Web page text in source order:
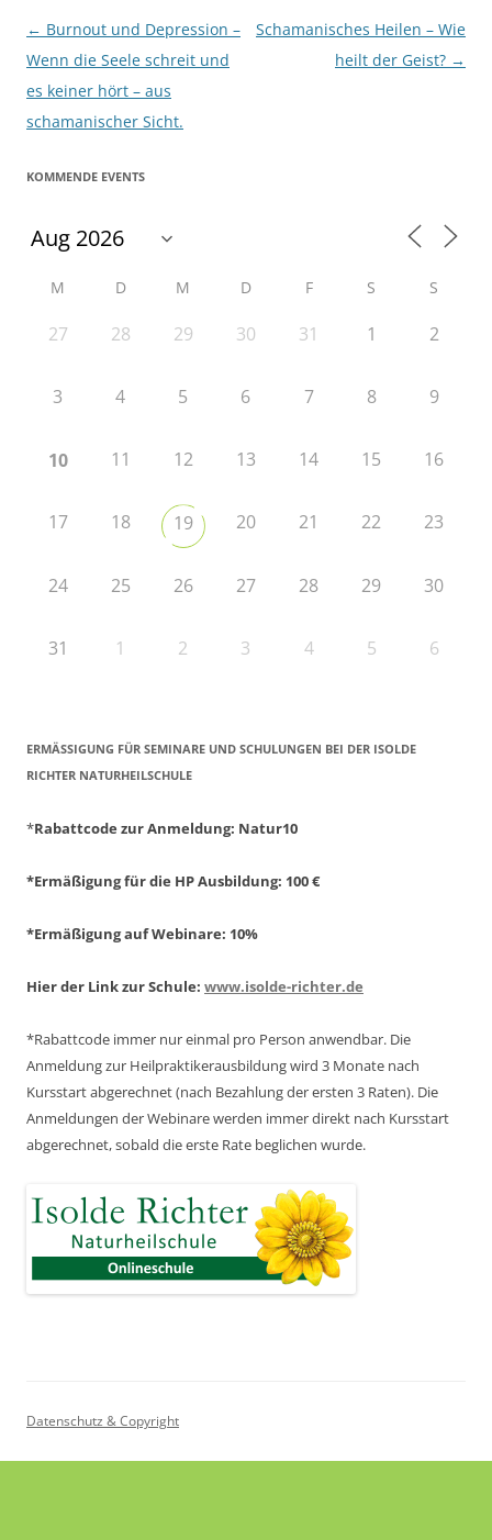
Beitragsnavigation
← Burnout und Depression –
Wenn die Seele schreit und
es keiner hört – aus
schamanischer Sicht.
Schamanisches Heilen – Wie
heilt der Geist? →
KOMMENDE EVENTS
M D M D F S S
27 28 29 30 31 1 2
3 4 5 6 7 8 9
10 11 12 13 14 15 16
17 18 19 20 21 22 23
24 25 26 27 28 29 30
31 1 2 3 4 5 6
ERMÄSSIGUNG FÜR SEMINARE UND SCHULUNGEN BEI DER ISOLDE R
ICHTER NATURHEILSCHULE
*Rabattcode zur Anmeldung: Natur10
*Ermäßigung für die HP Ausbildung: 100 €
*Ermäßigung auf Webinare: 10%
Hier der Link zur Schule: www.isolde-richter.de
*Rabattcode immer nur einmal pro Person anwendbar. Die
Anmeldung zur Heilpraktikerausbildung wird 3 Monate nach
Kursstart abgerechnet(nach Bezahlung der ersten 3 Raten). Die
Anmeldungen der Webinare werden immer direkt nach Kursstart
abgerechnet,sobald die erste Rate beglichen wurde.
Datenschutz & Copyright